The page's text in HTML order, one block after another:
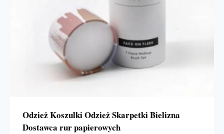
Odzież Koszulki Odzież Skarpetki Bielizna
Dostawca rur papierowych